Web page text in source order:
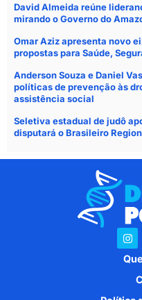
David Almeida reúne
mirando o Governo do
Omar Aziz apresenta novo
propostas para Saúde,
Anderson Souza e Daniel
políticas de prevenção às
assistência social
Seletiva estadual de judô
disputará o Brasileiro